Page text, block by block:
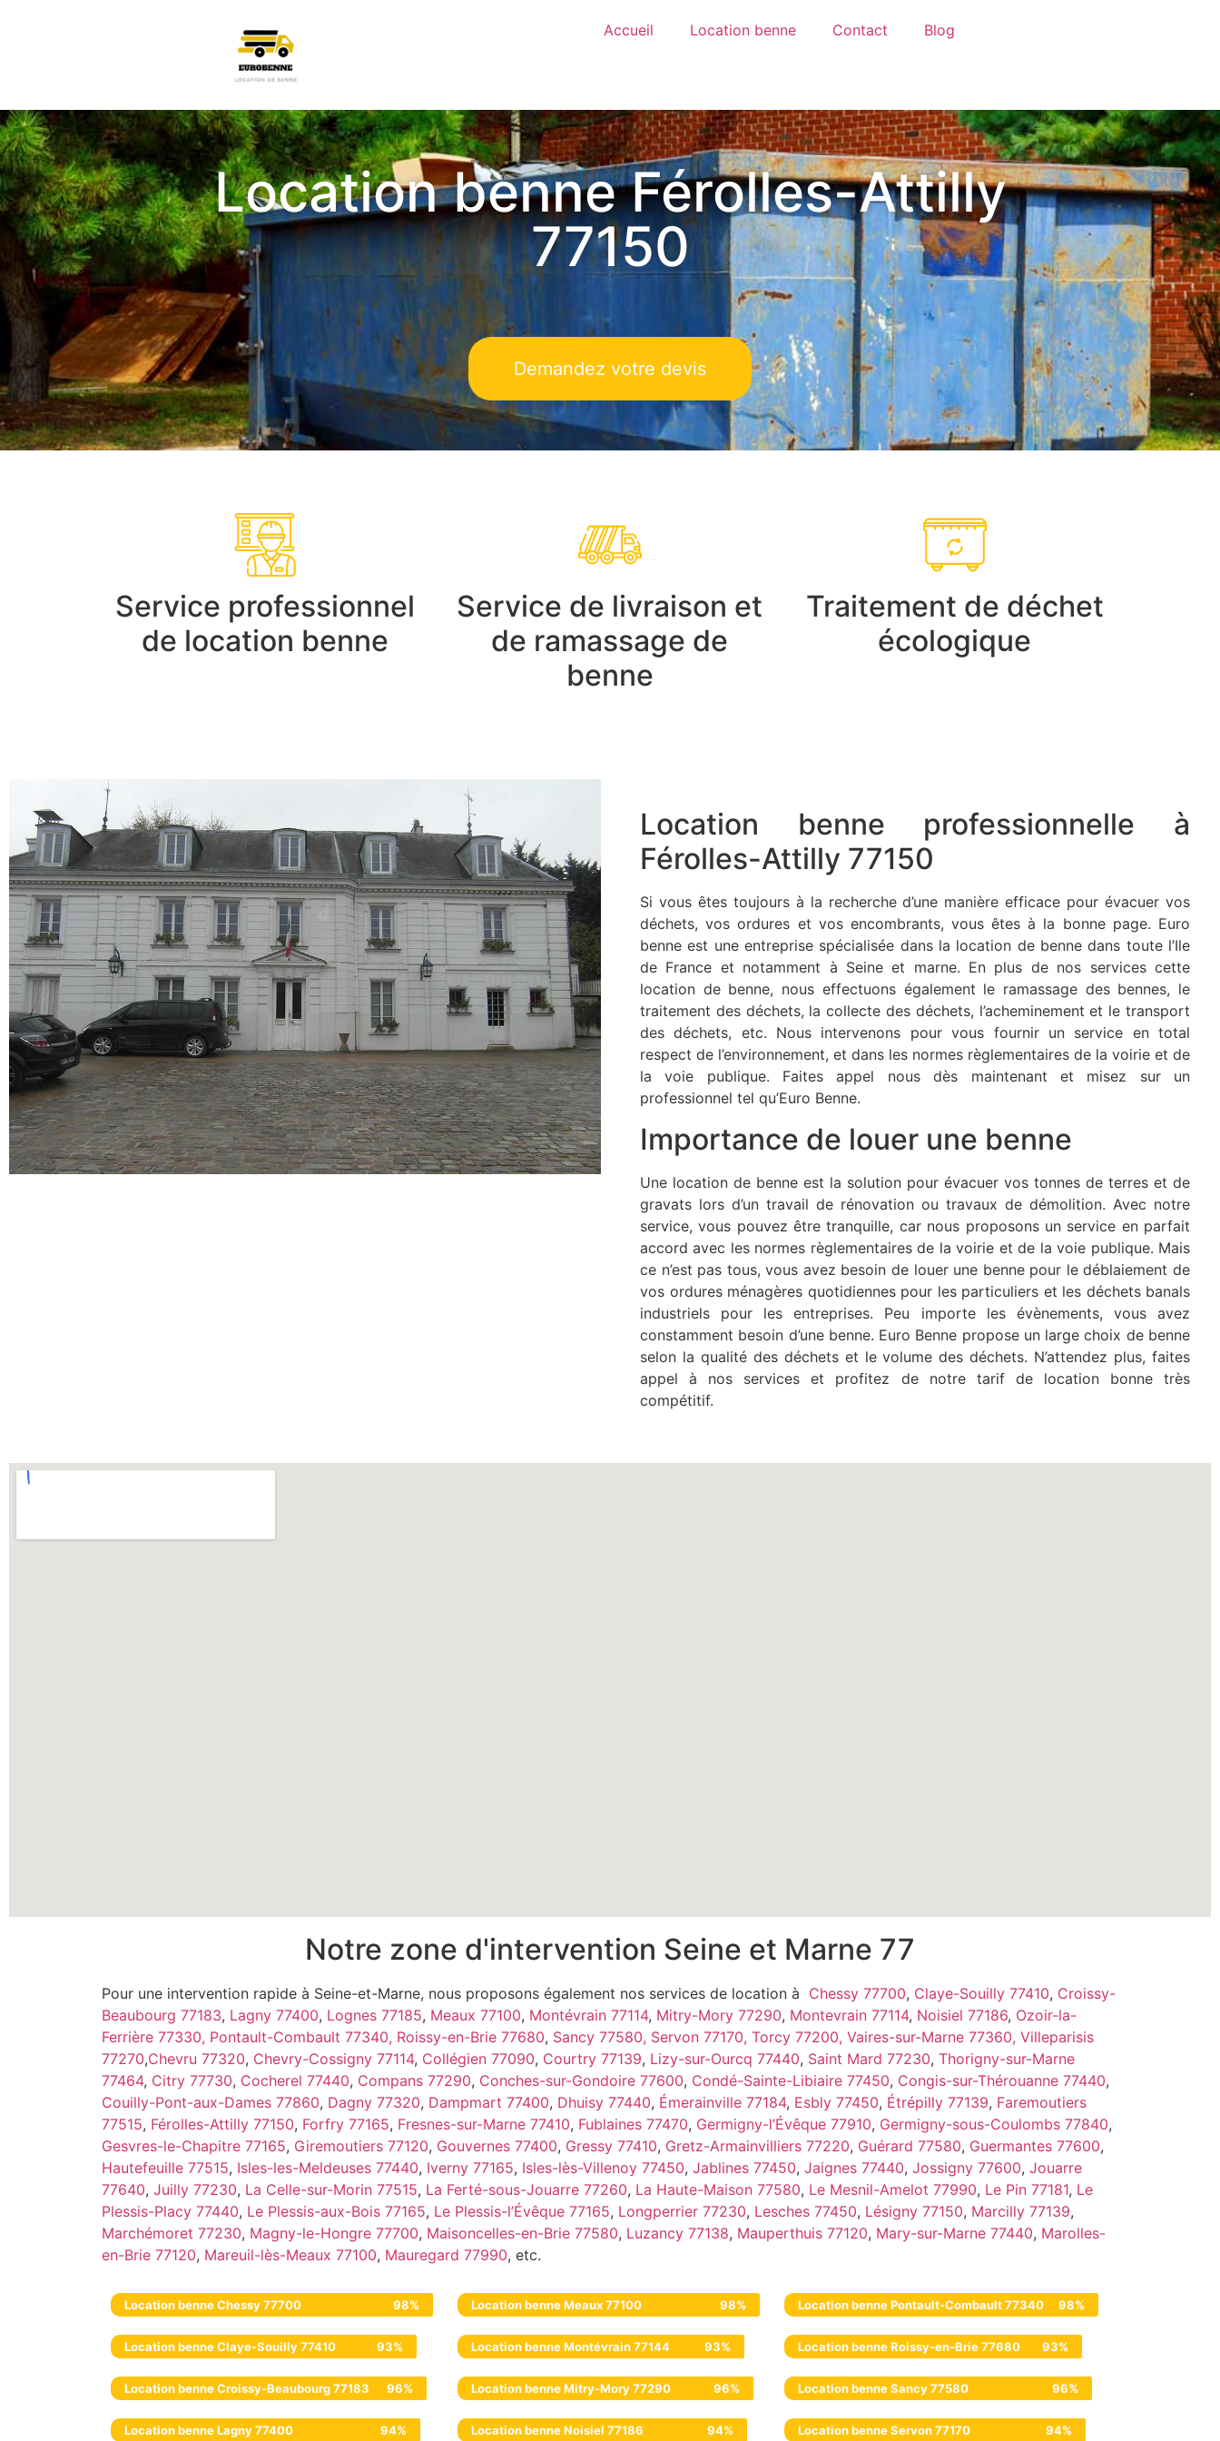
Accueil Location benne Contact Blog
Location benne Férolles-Attilly
77150
Demandez votre devis
Service professionnel
de location benne
Service de livraison et
de ramassage de
benne
Traitement de déchet
écologique
Location benne professionnelle à
Férolles-Attilly 77150
Si vous êtes toujours à la recherche d’une manière efficace pour évacuer vos
déchets, vos ordures et vos encombrants, vous êtes à la bonne page. Euro
benne est une entreprise spécialisée dans la location de benne dans toute l’Ile
de France et notamment à Seine et marne. En plus de nos services cette
location de benne, nous effectuons également le ramassage des bennes, le
traitement des déchets, la collecte des déchets, l’acheminement et le transport
des déchets, etc. Nous intervenons pour vous fournir un service en total
respect de l’environnement, et dans les normes règlementaires de la voirie et de
la voie publique. Faites appel nous dès maintenant et misez sur un
professionnel tel qu’Euro Benne.
Importance de louer une benne
Une location de benne est la solution pour évacuer vos tonnes de terres et de
gravats lors d’un travail de rénovation ou travaux de démolition. Avec notre
service, vous pouvez être tranquille, car nous proposons un service en parfait
accord avec les normes règlementaires de la voirie et de la voie publique. Mais
ce n’est pas tous, vous avez besoin de louer une benne pour le déblaiement de
vos ordures ménagères quotidiennes pour les particuliers et les déchets banals
industriels pour les entreprises. Peu importe les évènements, vous avez
constamment besoin d’une benne. Euro Benne propose un large choix de benne
selon la qualité des déchets et le volume des déchets. N’attendez plus, faites
appel à nos services et profitez de notre tarif de location bonne très
compétitif.
Notre zone d'intervention Seine et Marne 77
Pour une intervention rapide à Seine-et-Marne, nous proposons également nos services de location à Chessy 77700, Claye-Souilly 77410, Croissy-
Beaubourg 77183, Lagny 77400, Lognes 77185, Meaux 77100, Montévrain 77114, Mitry-Mory 77290, Montevrain 77114, Noisiel 77186, Ozoir-la-
Ferrière 77330, Pontault-Combault 77340, Roissy-en-Brie 77680, Sancy 77580, Servon 77170, Torcy 77200, Vaires-sur-Marne 77360, Villeparisis
77270,Chevru 77320, Chevry-Cossigny 77114, Collégien 77090, Courtry 77139, Lizy-sur-Ourcq 77440, Saint Mard 77230, Thorigny-sur-Marne
77464, Citry 77730, Cocherel 77440, Compans 77290, Conches-sur-Gondoire 77600, Condé-Sainte-Libiaire 77450, Congis-sur-Thérouanne 77440,
Couilly-Pont-aux-Dames 77860, Dagny 77320, Dampmart 77400, Dhuisy 77440, Émerainville 77184, Esbly 77450, Étrépilly 77139, Faremoutiers
77515, Férolles-Attilly 77150, Forfry 77165, Fresnes-sur-Marne 77410, Fublaines 77470, Germigny-l’Évêque 77910, Germigny-sous-Coulombs 77840,
Gesvres-le-Chapitre 77165, Giremoutiers 77120, Gouvernes 77400, Gressy 77410, Gretz-Armainvilliers 77220, Guérard 77580, Guermantes 77600,
Hautefeuille 77515, Isles-les-Meldeuses 77440, Iverny 77165, Isles-lès-Villenoy 77450, Jablines 77450, Jaignes 77440, Jossigny 77600, Jouarre
77640, Juilly 77230, La Celle-sur-Morin 77515, La Ferté-sous-Jouarre 77260, La Haute-Maison 77580, Le Mesnil-Amelot 77990, Le Pin 77181, Le
Plessis-Placy 77440, Le Plessis-aux-Bois 77165, Le Plessis-l’Évêque 77165, Longperrier 77230, Lesches 77450, Lésigny 77150, Marcilly 77139,
Marchémoret 77230, Magny-le-Hongre 77700, Maisoncelles-en-Brie 77580, Luzancy 77138, Mauperthuis 77120, Mary-sur-Marne 77440, Marolles-
en-Brie 77120, Mareuil-lès-Meaux 77100, Mauregard 77990, etc.
Location benne Chessy 77700 98%
Location benne Claye-Souilly 77410 93%
Location benne Croissy-Beaubourg 77183 96%
Location benne Lagny 77400 94%
Location benne Meaux 77100 98%
Location benne Montévrain 77144 93%
Location benne Mitry-Mory 77290 96%
Location benne Noisiel 77186 94%
Location benne Pontault-Combault 77340 98%
Location benne Roissy-en-Brie 77680 93%
Location benne Sancy 77580 96%
Location benne Servon 77170 94%